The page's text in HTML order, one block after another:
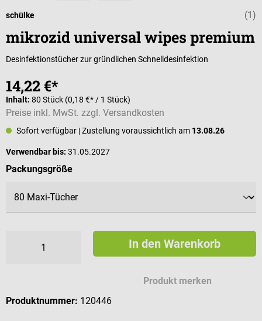
(1)
schülke
mikrozid universal wipes premium
Desinfektionstücher zur gründlichen Schnelldesinfektion
14,22 €*
Inhalt: 80 Stück (0,18 €* / 1 Stück)
Preise inkl. MwSt. zzgl. Versandkosten
Sofort verfügbar | Zustellung voraussichtlich am 13.08.26
Verwendbar bis: 31.05.2027
Packungsgrößeauswählen
In den Warenkorb
Produkt merken
Produktnummer: 120446